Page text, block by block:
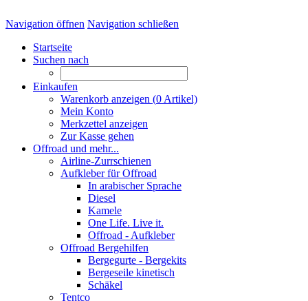
Navigation öffnen Navigation schließen
Startseite
Suchen nach
Einkaufen
Warenkorb anzeigen (0 Artikel)
Mein Konto
Merkzettel anzeigen
Zur Kasse gehen
Offroad und mehr...
Airline-Zurrschienen
Aufkleber für Offroad
In arabischer Sprache
Diesel
Kamele
One Life. Live it.
Offroad - Aufkleber
Offroad Bergehilfen
Bergegurte - Bergekits
Bergeseile kinetisch
Schäkel
Tentco